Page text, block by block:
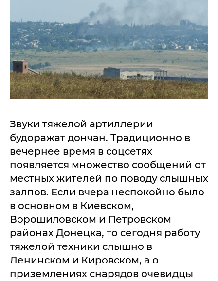
Звуки тяжелой артиллерии
будоражат дончан. Традиционно в
вечернее время в соцсетях
появляется множество сообщений от
местных жителей по поводу слышных
залпов. Если вчера неспокойно было
в основном в Киевском,
Ворошиловском и Петровском
районах Донецка, то сегодня работу
тяжелой техники слышно в
Ленинском и Кировском, а о
приземлениях снарядов очевидцы